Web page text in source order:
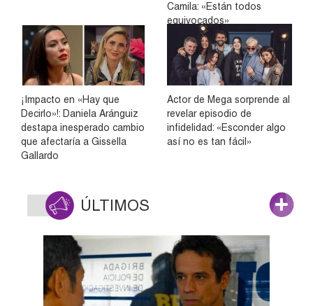
Camila: «Están todos
equivocados»
¡Impacto en «Hay que
Decirlo»!: Daniela Aránguiz
destapa inesperado cambio
que afectaría a Gissella
Gallardo
Actor de Mega sorprende al
revelar episodio de
infidelidad: «Esconder algo
así no es tan fácil»
ÚLTIMOS